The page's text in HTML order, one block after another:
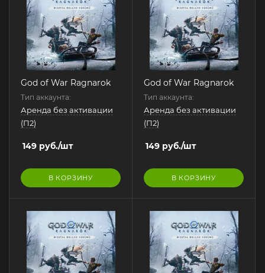
God of War Ragnarok
Тип аккаунта:
Аренда без активации
(П2)
149 руб./шт
В КОРЗИНУ
God of War Ragnarok
Тип аккаунта:
Аренда без активации
(П2)
149 руб./шт
В КОРЗИНУ